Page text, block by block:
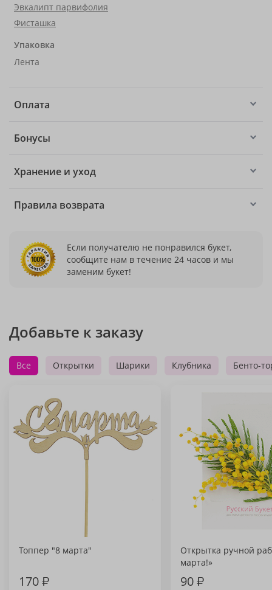
Эвкалипт парвифолия
Фисташка
Упаковка
Лента
Оплата
Бонусы
Хранение и уход
Правила возврата
Если получателю не понравился букет,
сообщите нам в течение 24 часов и мы
заменим букет!
Добавьте к заказу
Все Открытки Шарики Клубника Бенто-
Топпер "8 марта"
170₽
Открытка ручной
марта!»
90₽